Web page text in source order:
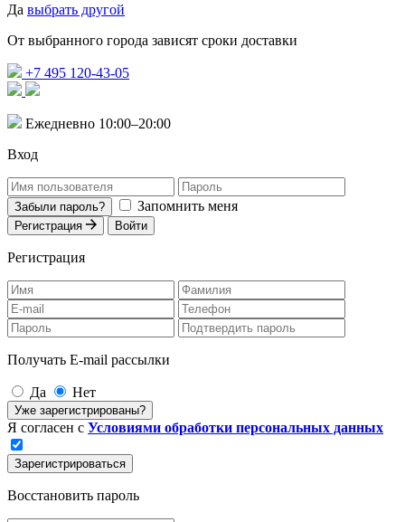
Да выбрать другой
От выбранного города зависят сроки доставки
+7 495 120-43-05
Ежедневно 10:00–20:00
Вход
Забыли пароль? Запомнить меня
Регистрация Войти
Регистрация
Получать E-mail рассылки
Да Нет
Уже зарегистрированы?
Я согласен с Условиями обработки персональных данных
Зарегистрироваться
Восстановить пароль